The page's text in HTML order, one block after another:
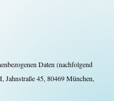
Daten (nachfolgend
Jahnstraße 45, 80469 München,